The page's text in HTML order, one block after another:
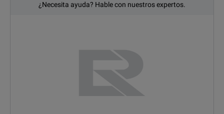
¿Necesita ayuda? Hable con nuestros expertos.